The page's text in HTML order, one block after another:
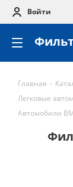
Войти
Главная -
Легковые
Автомобили